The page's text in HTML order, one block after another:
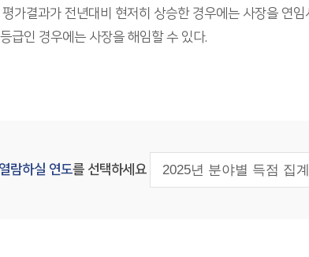
가결과가 전년대비 현저히 상승한 경우에는 사장을 연임
급인 경우에는 사장을 해임할 수 있다.
열람하실 연도를 선택하세요